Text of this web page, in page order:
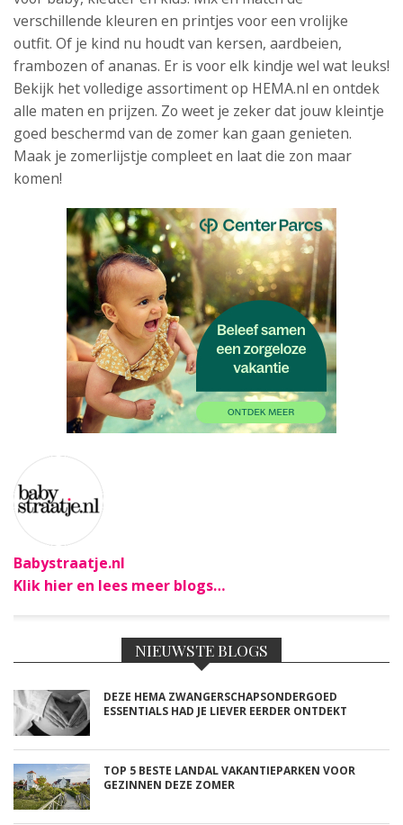
verschillende kleuren en printjes voor een vrolijke
outfit. Of je kind nu houdt van kersen, aardbeien,
frambozen of ananas. Er is voor elk kindje wel wat leuks!
Bekijk het volledige assortiment op HEMA.nl en ontdek
alle maten en prijzen. Zo weet je zeker dat jouw kleintje
goed beschermd van de zomer kan gaan genieten.
Maak je zomerlijstje compleet en laat die zon maar
komen!
Babystraatje.nl
Klik hier en lees meer blogs…
NIEUWSTE BLOGS
DEZE HEMA ZWANGERSCHAPSONDERGOED
ESSENTIALS HAD JE LIEVER EERDER ONTDEKT
TOP 5 BESTE LANDAL VAKANTIEPARKEN VOOR
GEZINNEN DEZE ZOMER